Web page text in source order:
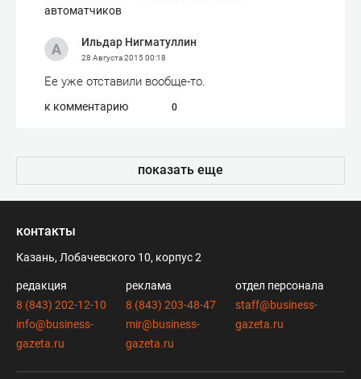
автоматчиков
Ильдар Нигматуллин
28 Августа 201500:18
Ее уже отставили вообще-то.
к комментарию 0
показать еще
контакты
Казань, Лобачевского 10, корпус 2
редакция
8 (843) 202-12-10
info@business-
gazeta.ru
реклама
8 (843) 203-48-47
mir@business-
gazeta.ru
отдел персонала
staff@business-
gazeta.ru